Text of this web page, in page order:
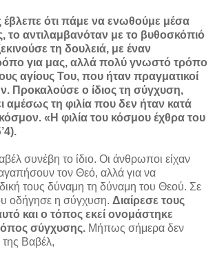
έβλεπε ότι πάμε να ενωθούμε μέσα
αντιλαμβανόταν με το βυθοσκόπιό
τη δουλειά, με έναν
για μας, αλλά πολύ γνωστό τρόπο
αγίους Του, που ήταν πραγματικοί
Προκαλούσε ο ίδιος τη σύγχυση,
αμέσως τη φιλία που δεν ήταν κατά
«Η φιλία του κόσμου έχθρα του
συνέβη το ίδιο. Οι άνθρωποι είχαν
τον Θεό, αλλά για να
τους δύναμη τη δύναμη του Θεού. Σε
οδήγησε η σύγχυση. Διαίρεσε τους
και ο τόπος εκεί ονομάστηκε
σύγχυσης. Μήπως σήμερα δεν
Βαβέλ,